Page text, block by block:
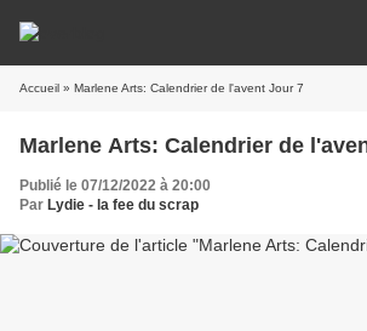
Accueil » Marlene Arts: Calendrier de l'avent Jour 7
Marlene Arts: Calendrier de
Publié le 07/12/2022 à 20:00
Par Lydie - la fee du scrap